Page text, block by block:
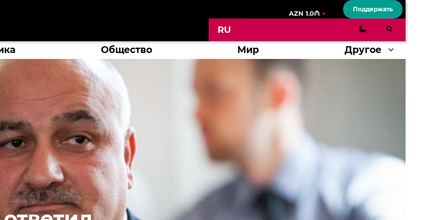
AZN 1.0₼
Поддержать
RU
Общество Мир Другое